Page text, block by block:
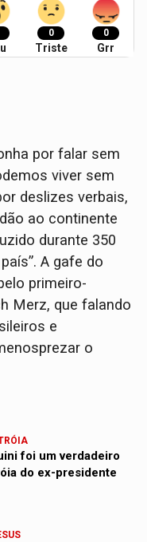
0
Triste
0
Grr
por falar sem
viver sem
deslizes verbais,
ao continente
durante 350
A gafe do
primeiro-
Merz, que falando
e
o
foi um verdadeiro
do ex-presidente